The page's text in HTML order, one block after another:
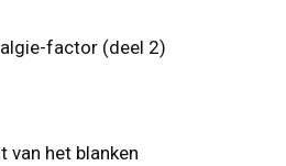
factor (deel 2)
van het blanken